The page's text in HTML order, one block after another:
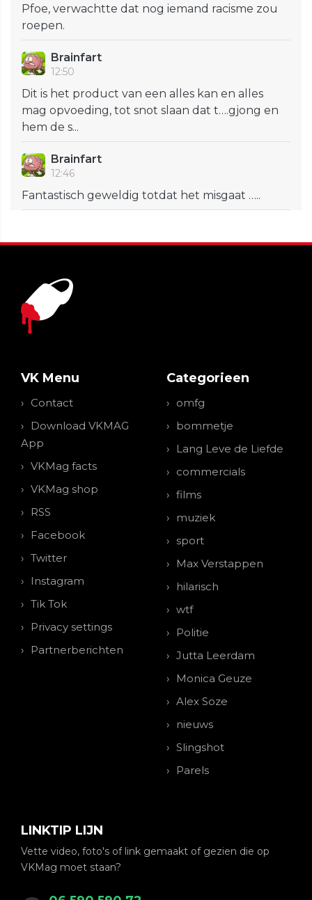
Pfoe, verwachtte dat nog iemand racisme zou
roepen.
Brainfart
12:50
Dit is het product van een alles kan en alles
mag opvoeding, tot snot slaan dat t….gjong en
hem de s...
Brainfart
12:46
Fantastisch geweldig totdat het misgaat …..
VK Menu
Contact
Download VKMAG
App
VKMag facts
VKMag shop
RSS
Facebook
Twitter
Instagram
Tik Tok
Privacy settings
Partnerberichten
Categorieen
omfg
bommetje
Lang Leve de Liefde
commercials
films
muziek
sport
Max Verstappen
hilarisch
wtf
Politie
Jutta Leerdam
Monica Geuze
Alex Soze
nieuws
Slingshot
Parels
LINKTIP LIJN
Vette video, foto's of link gemaakt of gezien die op
VKMag moet staan?